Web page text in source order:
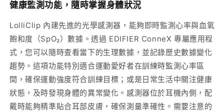
健康監測功能，隨時掌握身體狀況
LolliClip 內建先進的光學感測器，能夠即時監測心率與血氧
飽和度（SpO₂）數據。透過 EDIFIER ConneX 專屬應用程
式，您可以隨時查看當下的生理數據，並記錄歷史數據變化
趨勢。這項功能特別適合運動愛好者在訓練時監測心率區
間，確保運動強度符合訓練目標；或是日常生活中關注健康
狀態，及時發現身體的異常變化。感測器位於耳機內側，配
戴時能夠精準貼合耳部皮膚，確保測量準確性。需要注意的